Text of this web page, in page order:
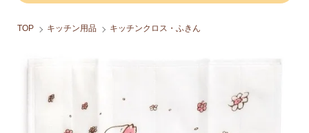
TOP キッチン用品 キッチンクロス・ふきん